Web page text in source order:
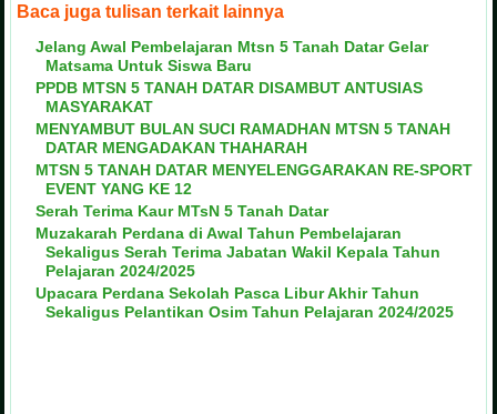
Baca juga tulisan terkait lainnya
Jelang Awal Pembelajaran Mtsn 5 Tanah Datar Gelar
Matsama Untuk Siswa Baru
PPDB MTSN 5 TANAH DATAR DISAMBUT ANTUSIAS
MASYARAKAT
MENYAMBUT BULAN SUCI RAMADHAN MTSN 5 TANAH
DATAR MENGADAKAN THAHARAH
MTSN 5 TANAH DATAR MENYELENGGARAKAN RE-SPORT
EVENT YANG KE 12
Serah Terima Kaur MTsN 5 Tanah Datar
Muzakarah Perdana di Awal Tahun Pembelajaran
Sekaligus Serah Terima Jabatan Wakil Kepala Tahun
Pelajaran 2024/2025
Upacara Perdana Sekolah Pasca Libur Akhir Tahun
Sekaligus Pelantikan Osim Tahun Pelajaran 2024/2025